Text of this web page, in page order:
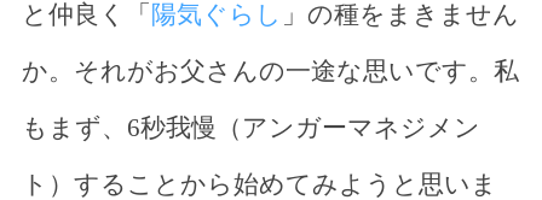
と仲良く「 陽気ぐらし 」の種をまきません
か。それがお父さんの一途な思いです。私
もまず、6秒我慢（アンガーマネジメン
ト）することから始めてみようと思いま